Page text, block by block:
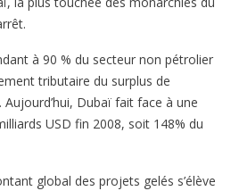
à 90 % du secteur non pétrolier
tributaire du surplus de
Dubaï fait face à une
USD fin 2008, soit 148% du
global des projets gelés s’élève